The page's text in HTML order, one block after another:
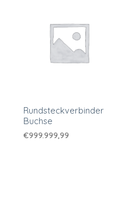
Rundsteckverbinder
Buchse
€999.999,99